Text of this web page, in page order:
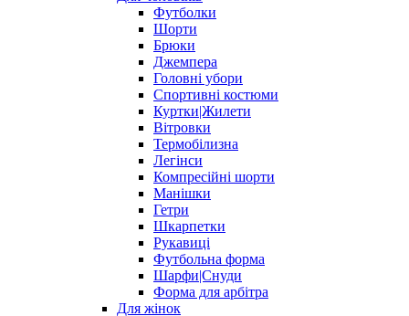
Футболки
Шорти
Брюки
Джемпера
Головні убори
Спортивні костюми
Куртки|Жилети
Вітровки
Термобілизна
Легінси
Компресійні шорти
Манішки
Гетри
Шкарпетки
Рукавиці
Футбольна форма
Шарфи|Снуди
Форма для арбітра
Для жінок